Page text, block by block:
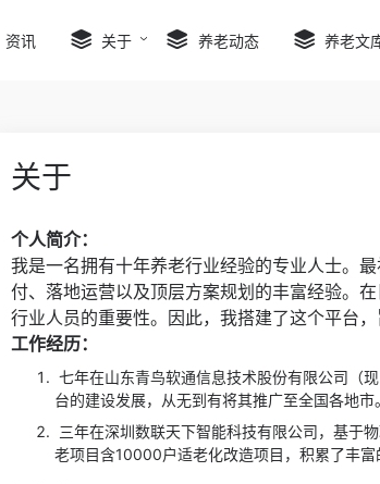
资讯 关于 养老动态 养老文
关于
个人简介：
我是一名拥有十年养老行业经验的专业人士。
付、落地运营以及顶层方案规划的丰富经验。
行业人员的重要性。因此，我搭建了这个平台
工作经历：
七年在山东青鸟软通信息技术股份有限公司（
台的建设发展，从无到有将其推广至全国各地市。
三年在深圳数联天下智能科技有限公司，基于
老项目含10000户适老化改造项目，积累了丰富